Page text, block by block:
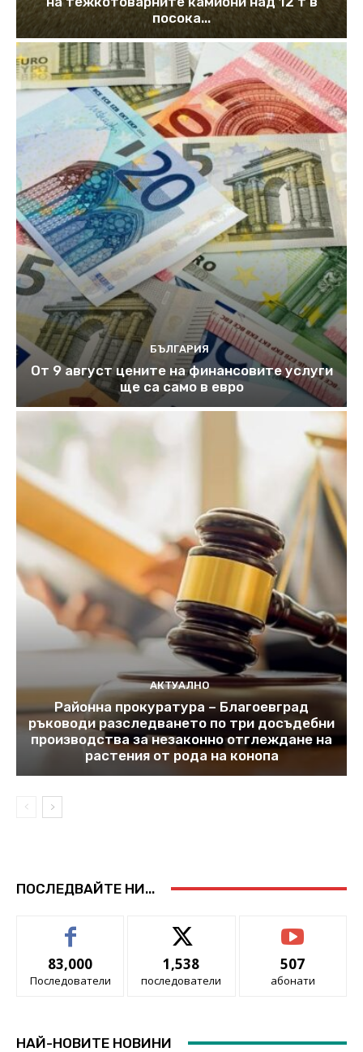
посока...
БЪЛГАРИЯ
От 9 август цените на финансовите услуги
ще са само в евро
АКТУАЛНО
Районна прокуратура – Благоевград
ръководи разследването по три досъдебни
производства за незаконно отглеждане на
растения от рода на конопа
ПОСЛЕДВАЙТЕ НИ...
83,000
Последователи
1,538
последователи
507
абонати
НАЙ-НОВИТЕ НОВИНИ